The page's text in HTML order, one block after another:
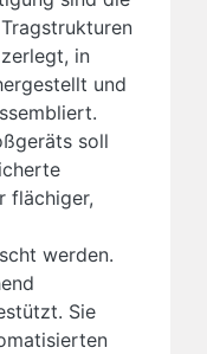
in
und
soll
flächiger,
werden.
Sie